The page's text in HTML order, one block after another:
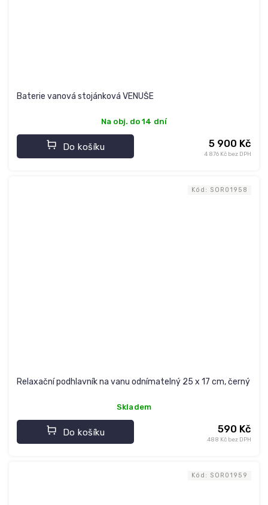
Baterie vanová stojánková VENUŠE
Na obj. do 14 dní
4 876 Kč bez DPH
5 900 Kč
Do košíku
Relaxační podhlavník na vanu odnímatelný 25 x 17 cm, černý
Skladem
488 Kč bez DPH
590 Kč
Do košíku
Kód: SOR01958
Kód: SOR01959